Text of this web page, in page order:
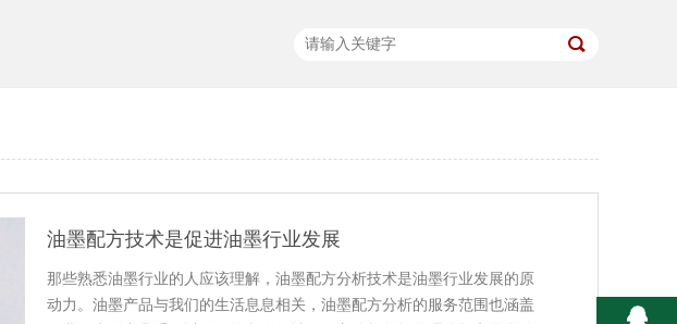
油墨配方技术是促进油墨行业发展
那些熟悉油墨行业的人应该理解，油墨配方分析技术是油墨行业发展的原
动力。油墨产品与我们的生活息息相关，油墨配方分析的服务范围也涵盖